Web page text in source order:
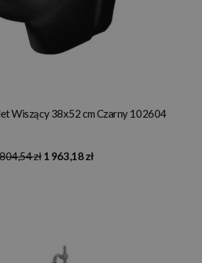
Wiszący 38x52 cm Czarny 102604
zł 1 963,18 zł